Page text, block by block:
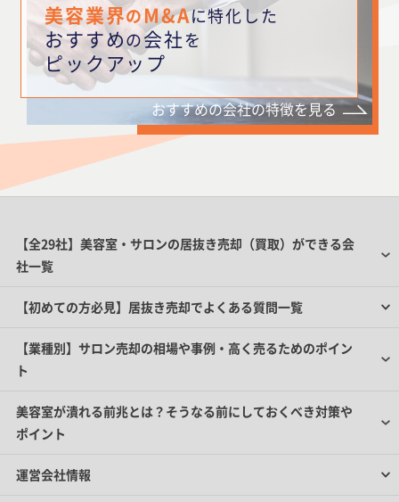
美容業界のM&Aに特化した
おすすめの会社を
ピックアップ
おすすめの会社の特徴を見る
【全29社】美容室・サロンの居抜き売却（買取）ができる会
社一覧
【初めての方必見】居抜き売却でよくある質問一覧
【業種別】サロン売却の相場や事例・高く売るためのポイン
ト
美容室が潰れる前兆とは？そうなる前にしておくべき対策や
ポイント
運営会社情報